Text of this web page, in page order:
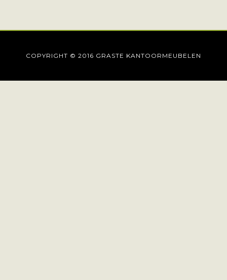
COPYRIGHT © 2016 GRASTE KANTOORMEUBELEN